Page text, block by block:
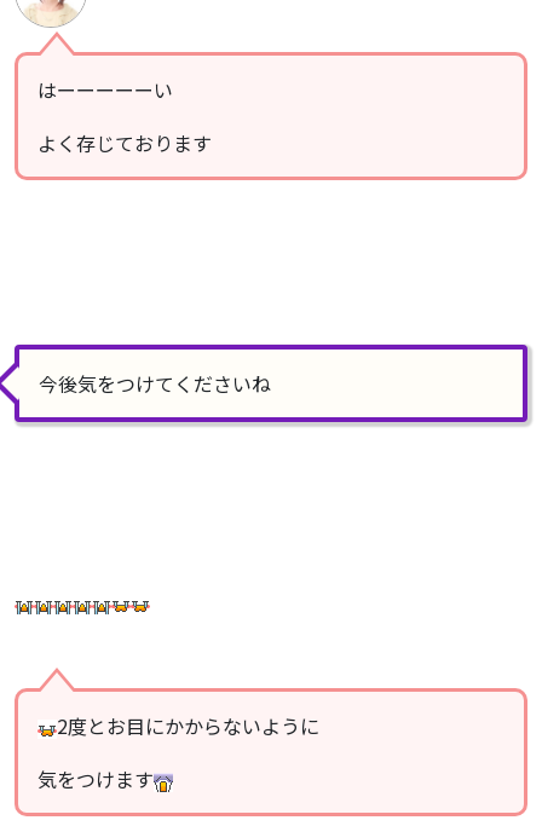
はーーーーーい
よく存じております
今後気をつけてくださいね
2度とお目にかからないように
気をつけます